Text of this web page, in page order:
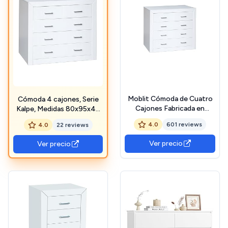
Cómoda 4 cajones, Serie
Kalpe, Medidas 80x95x40
cm (altoxanchoxfondo),
Robusta y Resistente
(Blanco Lacado)
4.0 22 reviews
Ver precio
Moblit Cómoda de Cuatro
Cajones Fabricada en
Madera de Pino Macizo y
MDF Color Blanco Lacado
Serie Kalpe Medidas
(80x95x40) cm
(altoxanchoxfondo),
4.0 601 reviews
Ver precio